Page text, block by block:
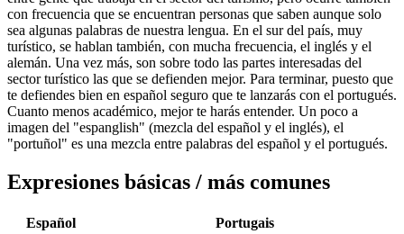
con frecuencia que se encuentran personas que saben aunque solo
sea algunas palabras de nuestra lengua. En el sur del país, muy
turístico, se hablan también, con mucha frecuencia, el inglés y el
alemán. Una vez más, son sobre todo las partes interesadas del
sector turístico las que se defienden mejor. Para terminar, puesto que
te defiendes bien en español seguro que te lanzarás con el portugués.
Cuanto menos académico, mejor te harás entender. Un poco a
imagen del "espanglish" (mezcla del español y el inglés), el
"portuñol" es una mezcla entre palabras del español y el portugués.
Expresiones básicas / más comunes
Español
Portugais